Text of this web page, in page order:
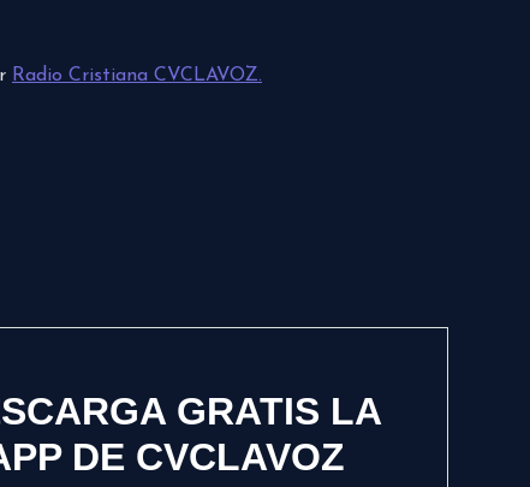
Radio Cristiana CVCLAVOZ.
GRATIS LA
DE CVCLAVOZ